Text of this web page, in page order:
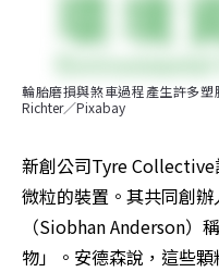
輪胎磨損與煞車過程產生許多
Richter／Pixabay
新創公司Tyre Collective
微粒的裝置。其共同創
（Siobhan Anderson）
物」。安德森說，這些